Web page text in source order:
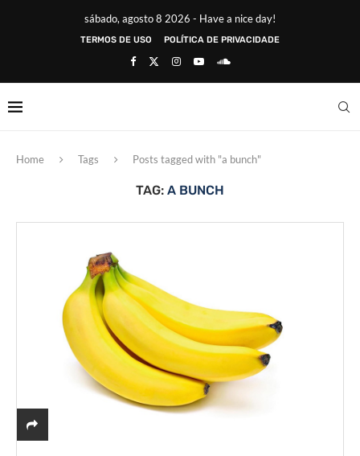
sábado, agosto 8 2026 - Have a nice day!
TERMOS DE USO POLÍTICA DE PRIVACIDADE
Home Tags Posts tagged with "a bunch"
TAG: A BUNCH